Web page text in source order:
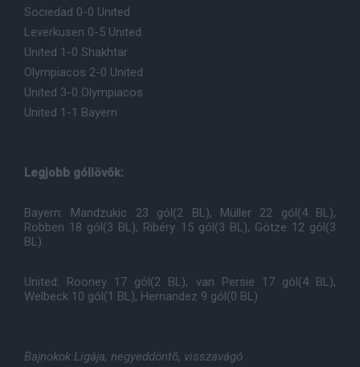
Sociedad 0-0 United
Leverkusen 0-5 United
United 1-0 Shakhtar
Olympiacos 2-0 United
United 3-0 Olympiacos
United 1-1 Bayern
Legjobb góllövõk:
Bayern: Mandzukic 23 gól(2 BL), Müller 22 gól(4 BL),
Robben 18 gól(3 BL), Ribéry 15 gól(3 BL), Götze 12 gól(3
BL)
United: Rooney 17 gól(2 BL), van Persie 17 gól(4 BL),
Welbeck 10 gól(1 BL), Hernandez 9 gól(0 BL)
Bajnokok Ligája, negyeddöntõ, visszavágó